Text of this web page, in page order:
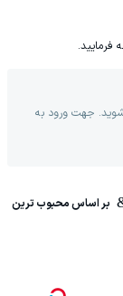
فرمایید.
شوید. جهت ورود به
بر اساس محبوب ترین